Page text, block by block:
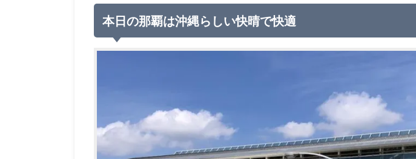
本日の那覇は沖縄らしい快晴で快適